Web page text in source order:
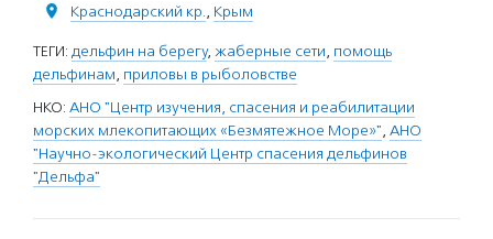
Краснодарский кр., Крым
ТЕГИ: дельфин на берегу, жаберные сети, помощь
дельфинам, приловы в рыболовстве
НКО: АНО "Центр изучения, спасения и реабилитации
морских млекопитающих «Безмятежное Море»", АНО
"Научно-экологический Центр спасения дельфинов
"Дельфа"